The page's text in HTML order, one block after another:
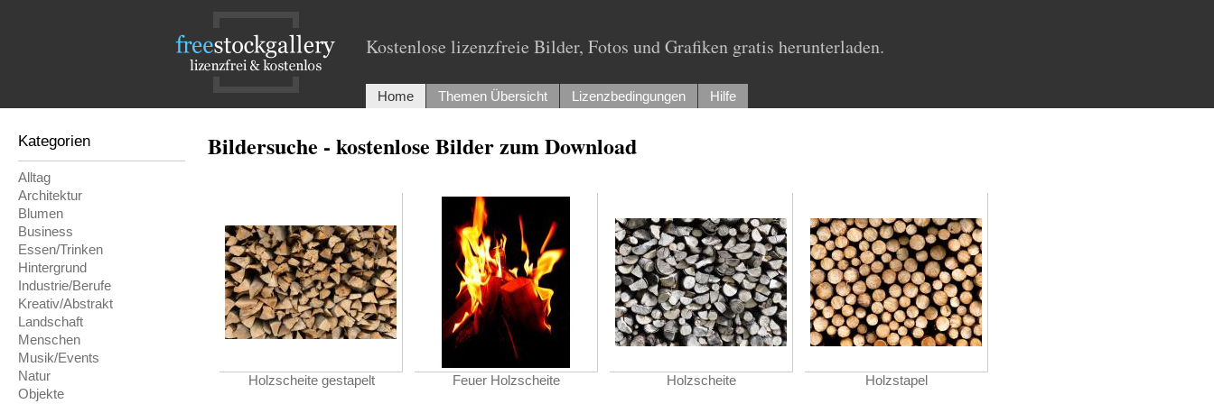
Kostenlose lizenzfreie Bilder, Fotos und Grafiken gratis herunterladen.
Home Themen Übersicht Lizenzbedingungen Hilfe
Kategorien
Alltag
Architektur
Blumen
Business
Essen/Trinken
Hintergrund
Industrie/Berufe
Kreativ/Abstrakt
Landschaft
Menschen
Musik/Events
Natur
Objekte
Bildersuche - kostenlose Bilder zum Download
Holzscheite gestapelt Feuer Holzscheite Holzscheite Holzstapel